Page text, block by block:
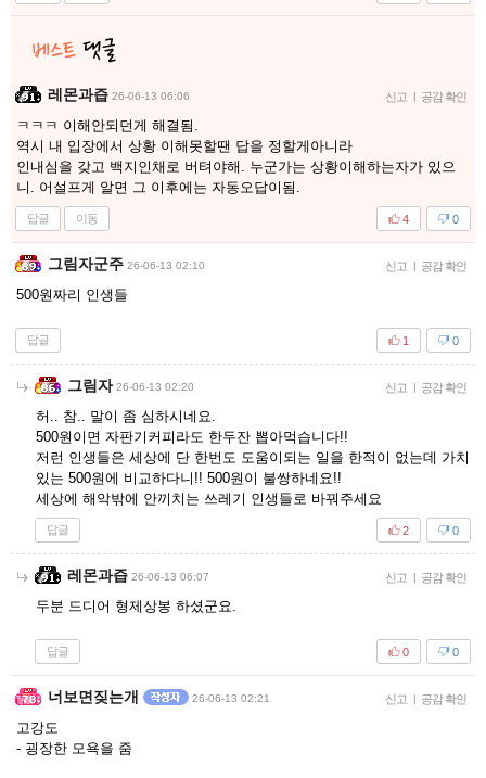
레몬과즙 26-06-13 06:06 신고 | 공감 확인
ㅋㅋㅋ 이해안되던게 해결됨.
역시 내 입장에서 상황 이해못할땐 답을 정할게아니라
인내심을 갖고 백지인채로 버텨야해. 누군가는 상황이해하는자가 있으
니. 어설프게 알면 그 이후에는 자동오답이됨.
답글 이동 0
4
그림자군주 26-06-13 02:10 신고 | 공감 확인
500원짜리 인생들
답글 0
1
그림자 26-06-13 02:20 신고 | 공감 확인
허.. 참.. 말이 좀 심하시네요.
500원이면 자판기커피라도 한두잔 뽑아먹습니다!!
저런 인생들은 세상에 단 한번도 도움이되는 일을 한적이 없는데 가치
있는 500원에 비교하다니!! 500원이 불쌍하네요!!
세상에 해악밖에 안끼치는 쓰레기 인생들로 바꿔주세요
답글 0
2
레몬과즙 26-06-13 06:07 신고 | 공감 확인
두분 드디어 형제상봉 하셨군요.
답글 0
0
너보면짖는개 26-06-13 02:21 신고 | 공감 확인
고강도
- 굉장한 모욕을 줌